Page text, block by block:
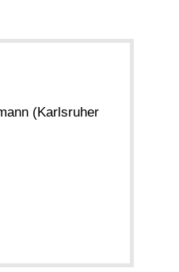
(Karlsruher